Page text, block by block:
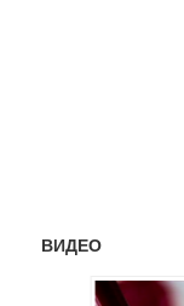
ВИДЕО